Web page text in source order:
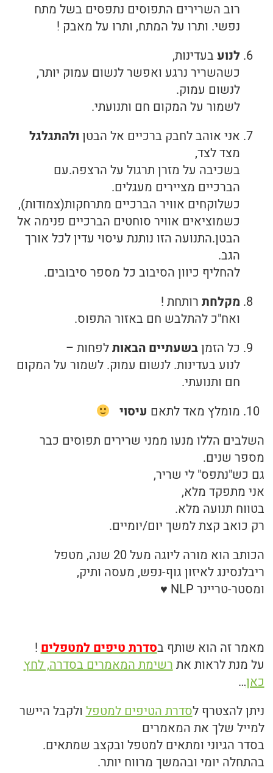
רוב השרירים התפוסים נתפסים בשל מתח
נפשי. ותרו על המתח, ותרו על מאבק !
לנוע בעדינות,
כשהשריר נרגע ואפשר לנשום עמוק יותר,
לנשום עמוק.
לשמור על המקום חם ותנועתי.
אני אוהב לחבק ברכיים אל הבטן ולהתגלגל
מצד לצד,
בשכיבה על מזרן תרגול על הרצפה.עם
הברכיים מציירים מעגלים.
כשלוקחים אוויר הברכיים מתרחקות(צמודות),
כשמוציאים אוויר סוחטים הברכיים פנימה אל
הבטן.התנועה הזו נותנת עיסוי עדין לכל אורך
הגב.
להחליף כיוון הסיבוב כל מספר סיבובים.
מקלחת רותחת !
ואח"כ להתלבש חם באזור התפוס.
כל הזמןבשעתיים הבאותלפחות –
לנוע בעדינות. לנשום עמוק. לשמור על המקום
חם ותנועתי.
מומלץ מאד לתאם עיסוי
השלבים הללו מנעו ממני שרירים תפוסים כבר
מספר שנים.
גם כש"נתפס" לי שריר,
אני מתפקד מלא,
בטווח תנועה מלא.
רק כואב קצת למשך יום/יומיים.
הכותב הוא מורה ליוגה מעל 20 שנה, מטפל
ריבלנסינג לאיזון גוף-נפש, מעסה ותיק,
ומסטר-טריינר NLP ♥
מאמר זה הוא שותף בסדרת טיפים למטפלים!
על מנת לראות אתרשימת המאמרים בסדרה, לחץ
כאן…
ניתן להצטרף לסדרת הטיפים למטפלולקבל היישר
למייל שלך את המאמרים
בסדר הגיוני ומתאים למטפל ובקצב שמתאים.
בהתחלה יומי ובהמשך מרווח יותר.